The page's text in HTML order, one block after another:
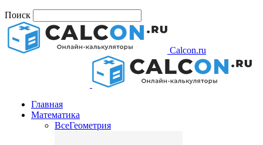
Поиск
Calcon.ru
Главная
Математика
ВсеГеометрия